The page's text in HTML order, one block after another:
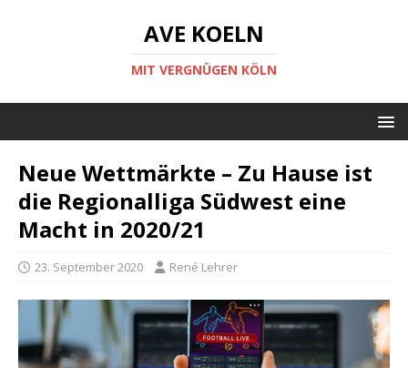
AVE KOELN
MIT VERGNÜGEN KÖLN
Neue Wettmärkte – Zu Hause ist
die Regionalliga Südwest eine
Macht in 2020/21
23. September 2020 René Lehrer